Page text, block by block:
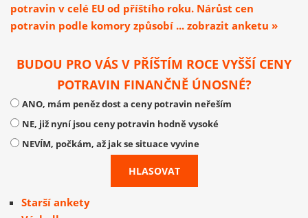
potravin v celé EU od příštího roku. Nárůst cen
potravin podle komory způsobí ... zobrazit anketu »
BUDOU PRO VÁS V PŘÍŠTÍM ROCE VYŠŠÍ CENY
POTRAVIN FINANČNĚ ÚNOSNÉ?
ANO, mám peněz dost a ceny potravin neřeším
NE, již nyní jsou ceny potravin hodně vysoké
NEVÍM, počkám, až jak se situace vyvine
Starší ankety